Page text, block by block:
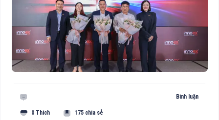
Bình luận
0 Thích 175 chia sẻ